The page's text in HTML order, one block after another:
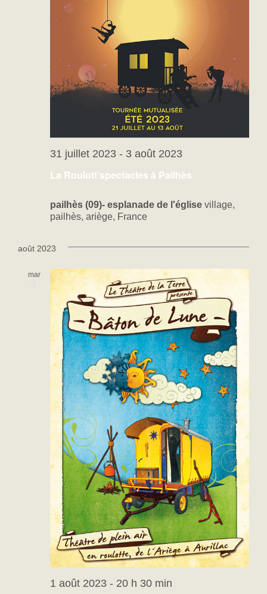
La Roulott’spectacles à Pailhès
31 juillet 2023 - 3 août 2023
pailhès (09)- esplanade de l'église village,
pailhès, ariège, France
août 2023
mar
1 août 2023 - 20 h 30 min